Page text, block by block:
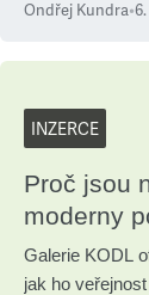
Ondřej Kundra•
INZERCE
Proč jsou
moderny
Galerie KODL
jak ho